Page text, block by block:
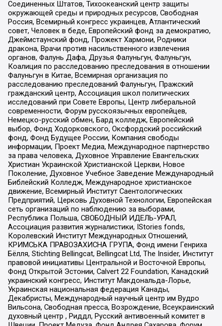
Соединенных Штатов, Тихоокеанский центр защиты
окружающей среды и природных ресурсов, Свободная
Россия, Всемирный конгресс украинцев, Атлантический
совет, Человек в беде, Европейский фонд за демократию,
Джеймстаунский фонд, Прожект Хармони, Родники
дракона, Врачи против насильственного извлечения
органов, Фалунь Дафа, Друзья Фалуньгун, Фалуньгун,
Коалиция по расследованию преследования в отношении
Фалуньгун в Китае, Всемирная организация по
расследованию преследований Фалуньгун, Пражский
гражданский центр, Ассоциация школ политических
исследований при Совете Европы, Центр либеральной
современности, Форум русскоязычных европейцев,
Немецко-русский обмен, Бард колледж, Европейский
выбор, Фонд Ходорковского, Оксфордский российский
фонд, Фонд Будущее России, Компания свободы
информации, Проект Медиа, Международное партнерство
за права человека, Духовное Управление Евангельских
Христиан Украинской Христианской Церкви, Новое
Поколение, Духовное Учебное Заведение Международный
Библейский Колледж, Международное христианское
движение, Всемирный Институт Саентологических
Предприятий, Церковь Духовной Технологии, Европейская
сеть организаций по наблюдению за выборами,
Республика Польша, СВОБОДНЫЙ ИДЕЛЬ-УРАЛ,
Ассоциация развития журналистики, IStories fonds,
Королевский Институт Международных Отношений,
КРИМСЬКА ПРАВОЗАХИСНА ГРУПА, Фонд имени Генриха
Бёлля, Stichting Bellingcat, Bellingcat Ltd, The Insider, Институт
правовой инициативы Центральной и Восточной Европы,
Фонд Открытой Эстонии, Calvert 22 Foundation, Канадский
украинский конгресс, Институт Макдональда-Лорье,
Украинская национальная федерация Канады,
Декабристы, Международный научный центр им Вудро
Вильсона, Свободная пресса, Возрождение, Всеукраинский
духовный центр , Риддл, Русский антивоенный комитет в